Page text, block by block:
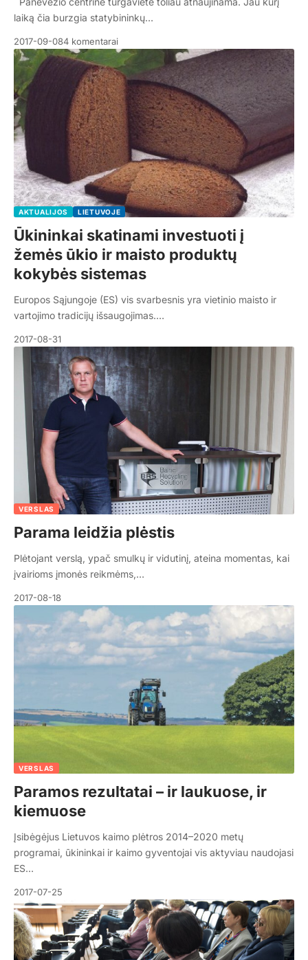
laiką čia burzgia statybininkų…
2017-09-084 komentarai
AKTUALIJOS LIETUVOJE
Ūkininkai skatinami investuoti į
žemės ūkio ir maisto produktų
kokybės sistemas
Europos Sąjungoje (ES) vis svarbesnis yra vietinio maisto ir
vartojimo tradicijų išsaugojimas.…
2017-08-31
VERSLAS
Parama leidžia plėstis
Plėtojant verslą, ypač smulkų ir vidutinį, ateina momentas, kai
įvairioms įmonės reikmėms,…
2017-08-18
VERSLAS
Paramos rezultatai – ir laukuose, ir
kiemuose
Įsibėgėjus Lietuvos kaimo plėtros 2014–2020 metų
programai, ūkininkai ir kaimo gyventojai vis aktyviau naudojasi
ES…
2017-07-25